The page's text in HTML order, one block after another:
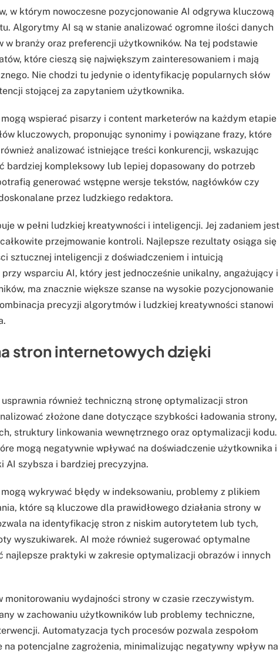
w którym nowoczesne pozycjonowanie AI odgrywa kluczową
Algorytmy AI są w stanie analizować ogromne ilości danych
branży oraz preferencji użytkowników. Na tej podstawie
które cieszą się największym zainteresowaniem i mają
Nie chodzi tu jedynie o identyfikację popularnych słów
stojącej za zapytaniem użytkownika.
wspierać pisarzy i content marketerów na każdym etapie
kluczowych, proponując synonimy i powiązane frazy, które
analizować istniejące treści konkurencji, wskazując
bardziej kompleksowy lub lepiej dopasowany do potrzeb
generować wstępne wersje tekstów, nagłówków czy
przez ludzkiego redaktora.
w pełni ludzkiej kreatywności i inteligencji. Jej zadaniem jest
przejmowanie kontroli. Najlepsze rezultaty osiąga się
sztucznej inteligencji z doświadczeniem i intuicją
wsparciu AI, który jest jednocześnie unikalny, angażujący i
ma znacznie większe szanse na wysokie pozycjonowanie
precyzji algorytmów i ludzkiej kreatywności stanowi
stron internetowych dzięki
również techniczną stronę optymalizacji stron
złożone dane dotyczące szybkości ładowania strony,
struktury linkowania wewnętrznego oraz optymalizacji kodu.
mogą negatywnie wpływać na doświadczenie użytkownika i
AI szybsza i bardziej precyzyjna.
wykrywać błędy w indeksowaniu, problemy z plikiem
które są kluczowe dla prawidłowego działania strony w
na identyfikację stron z niskim autorytetem lub tych,
wyszukiwarek. AI może również sugerować optymalne
najlepsze praktyki w zakresie optymalizacji obrazów i innych
wydajności strony w czasie rzeczywistym.
w zachowaniu użytkowników lub problemy techniczne,
Automatyzacja tych procesów pozwala zespołom
potencjalne zagrożenia, minimalizując negatywny wpływ na